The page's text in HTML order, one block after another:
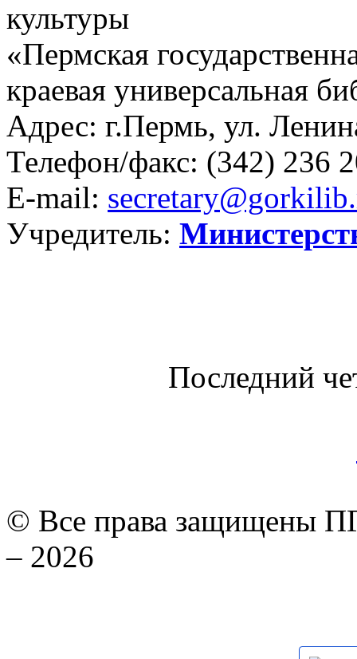
культуры
«Пермская
краевая универсальная
Адрес: г.Пермь, ул.
Телефон/факс: (342) 236
E-mail:
Учредитель:
Последний
© Все права защищены
– 2026